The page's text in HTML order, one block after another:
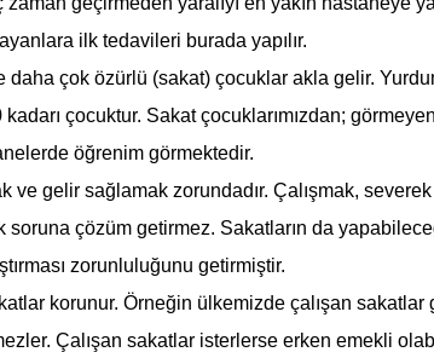
ilk tedavileri burada yapılır.
daha çok özürlü (sakat) çocuklar akla gelir.
kadarı çocuktur. Sakat çocuklarımızdan;
öğrenim görmekte­dir.
ve gelir sağlamak zo­rundadır. Çalışmak,
çözüm getir­mez. Sakatların da
zorunluluğunu getirmiştir.
korunur. Örneğin ülkemizde çalışan
Çalışan sakatlar isterlerse erken emekli